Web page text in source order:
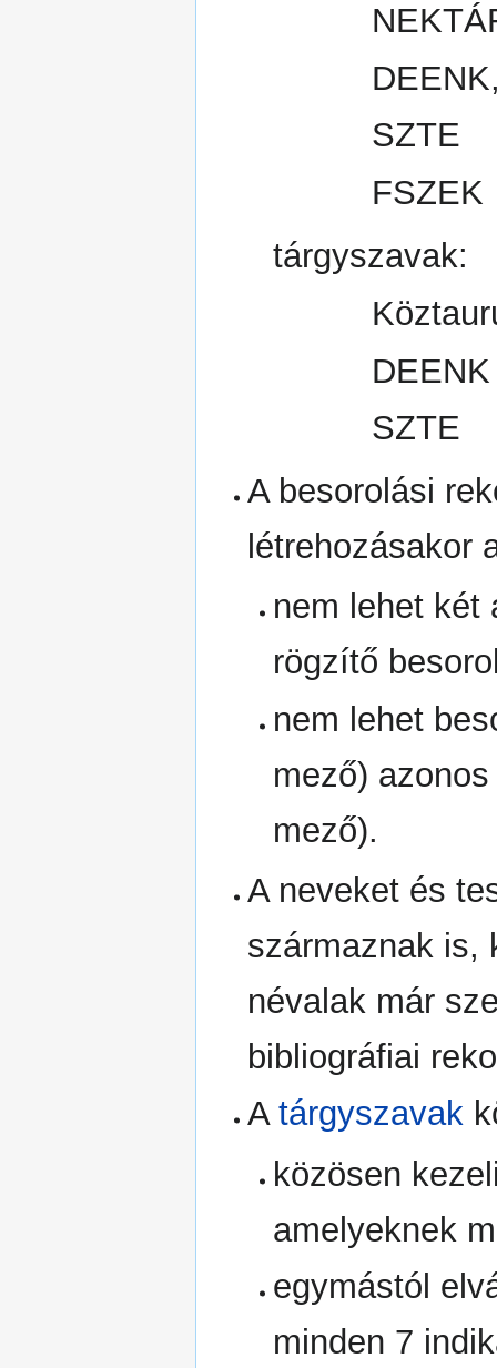
SZTE
FSZEK
tárgyszavak:
SZTE
A besorolási
létrehozásakor
nem lehet két
rögzítő
nem lehet
mező)
mező).
A neveket és
származnak is,
névalak már
bibliográfiai
Atárgyszavak
közösen
amelyeknek
egymástól
minden 7